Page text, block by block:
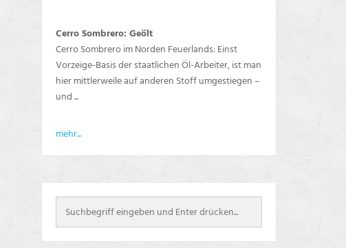
Cerro Sombrero: Geölt
Cerro Sombrero im Norden Feuerlands: Einst
Vorzeige-Basis der staatlichen Öl-Arbeiter, ist man
hier mittlerweile auf anderen Stoff umgestiegen –
und ...
mehr...